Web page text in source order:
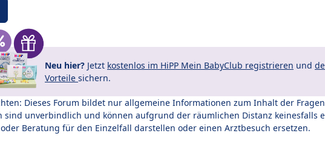
Neu hier? Jetzt kostenlos im HiPP Mein BabyClub registrieren und
Vorteile sichern.
Dieses Forum bildet nur allgemeine Informationen zum Inhalt der
sind unverbindlich und können aufgrund der räumlichen Distanz keinesfalls
Beratung für den Einzelfall darstellen oder einen Arztbesuch ersetzen.